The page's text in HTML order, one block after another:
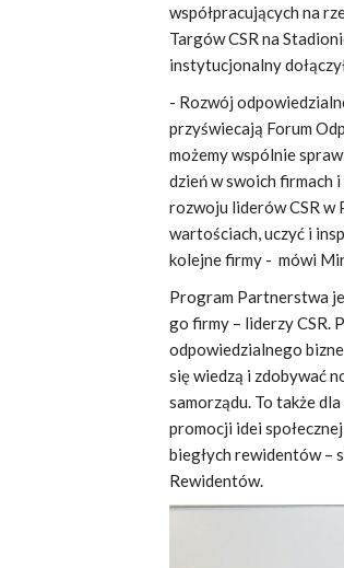
współpracujących na
Targów CSR na
instytucjonalny
- Rozwój
przyświecają Forum
możemy wspólnie
dzień w swoich firmach
rozwoju liderów CSR w
wartościach, uczyć i
kolejne firmy - mówi
Program Partnerstwa
go firmy – liderzy CSR.
odpowiedzialnego
się wiedzą i zdobywać
samorządu. To także
promocji idei
biegłych rewidentów –
Rewidentów.